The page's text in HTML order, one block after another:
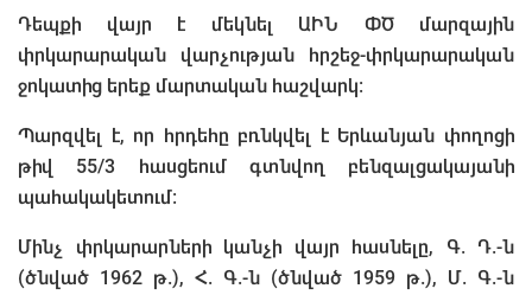
Դեպքի վայր է մեկնել ԱԻՆ ՓԾ մարզային
փրկարարական վարչության հրշեջ-փրկարարական
ջոկատից երեք մարտական հաշվարկ։
Պարզվել է, որ հրդեհը բռնկվել է Երևանյան փողոցի
թիվ 55/3 հասցեում գտնվող բենզալցակայանի
պահակակետում:
Մինչ փրկարարների կանչի վայր հասնելը, Գ. Դ.-ն
(ծնված 1962 թ.), Հ. Գ.-ն (ծնված 1959 թ.), Մ. Գ.-ն